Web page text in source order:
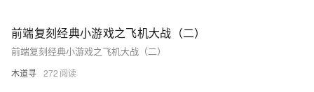
前端复刻经典小游戏之飞机大战（二）
前端复刻经典小游戏之飞机大战（二）
木道寻 272